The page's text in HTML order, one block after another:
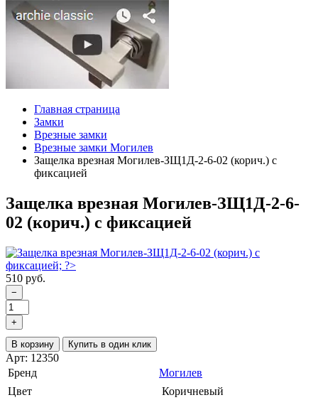
Главная страница
Замки
Врезные замки
Врезные замки Могилев
Защелка врезная Могилев-ЗЩ1Д-2-6-02 (корич.) с
фиксацией
Защелка врезная Могилев-ЗЩ1Д-2-6-
02 (корич.) с фиксацией
510 руб.
−
+
В корзину Купить в один клик
Арт: 12350
Бренд
Могилев
Цвет
Коричневый